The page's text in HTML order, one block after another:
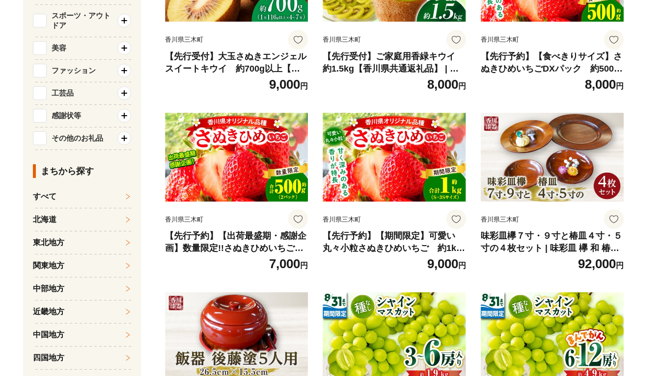
香川県三木町
【先行受付】大玉さぬきエンジェル
スイートキウイ 約700g以上【香
川県共通返礼品】|さぬき エンジェ
ルスイート 果物 フルーツ 大玉 人気
ーシー 糖度が高い 先行受付 先行予
約 季節限定 旬 おすすめ|_mk006-1
34
9,000円
香川県三木町
【先行受付】ご家庭用香緑キウイ
約1.5kg【香川県共通返礼品】 | キ
ウイ フルーツ 果物 香川県 香緑 デ
ザート サラダ ヨーグルト トッピン
め |_mk006-133
8,000円
香川県三木町
【先行予約】【食べきりサイズ】さ
ぬきひめいちごDXパック 約500g
| スイーツ いちご ストロベリー さ
ぬきひめ 苺 冷蔵 フルーツ 旬 果物
デザート 青果物 先行予約 季節限定
旬 おすすめ 三木町 |_mk006-141
8,000円
香川県三木町
【先行予約】【出荷最盛期・感謝企
画】数量限定!!さぬきひめいちご
約500g | スイーツ いちご ストロベ
リー さぬきひめ 苺 冷蔵 フルーツ
ト 香川県 デザート 青果物 先行予約
季節限定 旬 おすすめ 三木町 |_mk0
7,000円
香川県三木町
【先行予約】【期間限定】可愛い
丸々小粒さぬきひめいちご 約1kg
| スイーツ いちご ストロベリー さ
ぬきひめ 苺 冷蔵 フルーツ 旬 果物
デザート 青果物 先行予約 季節限定
旬 おすすめ 三木町 |_mk006-139
9,000円
香川県三木町
味彩皿欅７寸・９寸と椿皿４寸・５
寸の４枚セット | 味彩皿 欅 和 椿皿
木材 木製 木工品 贈答 工芸品 伝統
漆器山富 香川県 三木町 |_mk034-0
92,000円
スポーツ・アウト
ドア
美容
ファッション
工芸品
感謝状等
その他のお礼品
まちから探す
すべて
北海道
東北地方
関東地方
中部地方
近畿地方
中国地方
四国地方